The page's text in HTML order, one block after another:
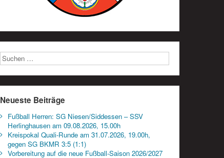
Neueste Beiträge
Fußball Herren: SG Niesen/Siddessen – SSV
Herlinghausen am 09.08.2026, 15.00h
Kreispokal Quali-Runde am 31.07.2026, 19.00h,
gegen SG BKMR 3:5 (1:1)
Vorbereitung auf die neue Fußball-Saison 2026/2027